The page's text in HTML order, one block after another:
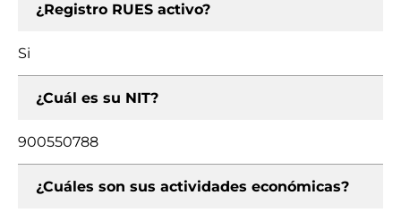
¿Registro RUES activo?
Si
¿Cuál es su NIT?
900550788
¿Cuáles son sus actividades económicas?